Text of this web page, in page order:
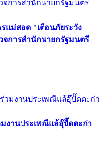
แม่สอด "เตือนภัยระวัง
จการสำนักนายกรัฐมนตรี
งานประเพณีแล้อุ๊ปั๊ดตะก่า